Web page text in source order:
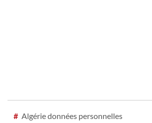
# Algérie données personnelles